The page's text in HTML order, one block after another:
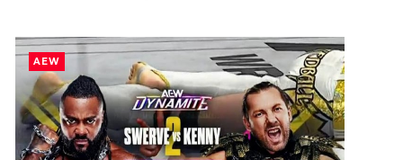
WWE NXT 04 Aug 2026
Unknown-Aug 05 2026
AEW